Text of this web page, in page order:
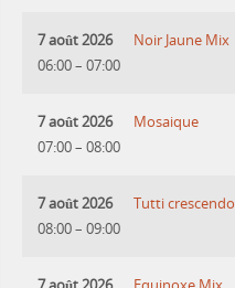
7 août 2026
06:00– 07:00
Noir Jaune Mix
7 août 2026
07:00– 08:00
Mosaique
7 août 2026
08:00– 09:00
Tutti crescendo